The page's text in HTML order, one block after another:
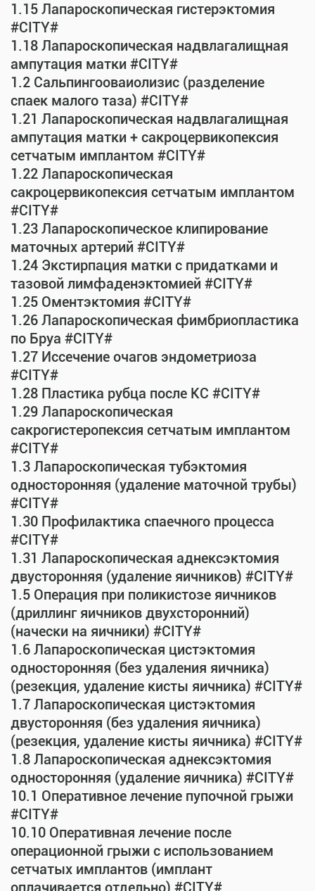
1.15 Лапароскопическая гистерэктомия
#CITY#
1.18 Лапароскопическая надвлагалищная
ампутация матки #CITY#
1.2 Сальпингооваиолизис (разделение
спаек малого таза) #CITY#
1.21 Лапароскопическая надвлагалищная
ампутация матки + сакроцервикопексия
сетчатым имплантом #CITY#
1.22 Лапароскопическая
сакроцервикопексия сетчатым имплантом
#CITY#
1.23 Лапароскопическое клипирование
маточных артерий #CITY#
1.24 Экстирпация матки с придатками и
тазовой лимфаденэктомией #CITY#
1.25 Оментэктомия #CITY#
1.26 Лапароскопическая фимбриопластика
по Бруа #CITY#
1.27 Иссечение очагов эндометриоза
#CITY#
1.28 Пластика рубца после КС #CITY#
1.29 Лапароскопическая
сакрогистеропексия сетчатым имплантом
#CITY#
1.3 Лапароскопическая тубэктомия
односторонняя (удаление маточной трубы)
#CITY#
1.30 Профилактика спаечного процесса
#CITY#
1.31 Лапароскопическая аднексэктомия
двусторонняя (удаление яичников) #CITY#
1.5 Операция при поликистозе яичников
(дриллинг яичников двухсторонний)
(начески на яичники) #CITY#
1.6 Лапароскопическая цистэктомия
односторонняя (без удаления яичника)
(резекция, удаление кисты яичника) #CITY#
1.7 Лапароскопическая цистэктомия
двусторонняя (без удаления яичника)
(резекция, удаление кисты яичника) #CITY#
1.8 Лапароскопическая аднексэктомия
односторонняя (удаление яичника) #CITY#
10.1 Оперативное лечение пупочной грыжи
#CITY#
10.10 Оперативная лечение после
операционной грыжи с использованием
сетчатых имплантов (имплант
оплачивается отдельно) #CITY#